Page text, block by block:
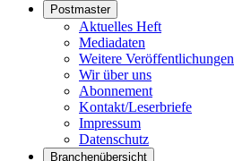
Postmaster
Aktuelles Heft
Mediadaten
Weitere Veröffentlichungen
Wir über uns
Abonnement
Kontakt/Leserbriefe
Impressum
Datenschutz
Branchenübersicht